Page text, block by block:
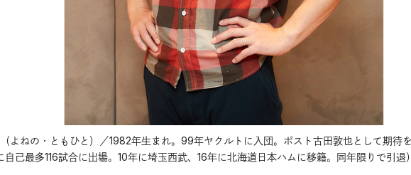
よねの・ともひと）／1982年生まれ。99年ヤクルトに入団。ポスト古田敦也として期待
己最多116試合に出場。10年に埼玉西武、16年に北海道日本ハムに移籍。同年限りで引退